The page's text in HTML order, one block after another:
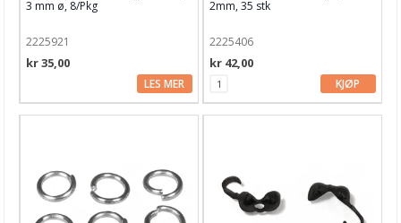
Ringer
Rocailles, ø 2.0 mm
Rocailles - Papillion
3 mm ø, 8/Pkg
2225921
kr 35,00
LES MER
2mm, 35 stk
2225406
kr 42,00
KJØP